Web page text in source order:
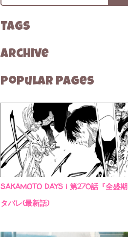
TAGS
Archive
Popular Pages
SAKAMOTO DAYS | 第270話『全盛
タバレ(最新話)